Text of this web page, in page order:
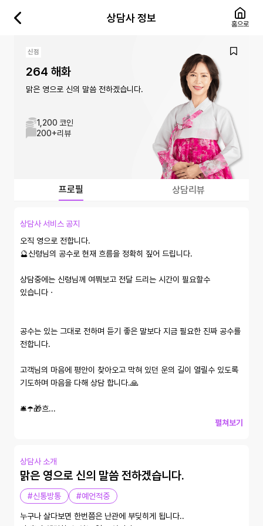
상담사 정보
홈으로
신점
264 해화
맑은 영으로 신의 말씀 전하겠습니다.
1,200 코인
200+리뷰
프로필 상담리뷰
상담사 서비스 공지
오직 영으로 전합니다.
🔮신령님의 공수로 현재 흐름을 정확히 짚어 드립니다.
상담중에는 신령님께 여쭤보고 전달 드리는 시간이 필요할수
있습니다ㆍ
공수는 있는 그대로 전하며 듣기 좋은 말보다 지금 필요한 진짜 공수를
전합니다.
고객님의 마음에 평안이 찾아오고 막혀 있던 운의 길이 열릴수 있도록
기도하며 마음을 다해 상담 합니다.🙏
🛎☂️🎁흐...
펼쳐보기
상담사 소개
맑은 영으로 신의 말씀 전하겠습니다.
#신통방통 #예언적중
누구나 살다보면 한번쯤은 난관에 부딪히게 됩니다..